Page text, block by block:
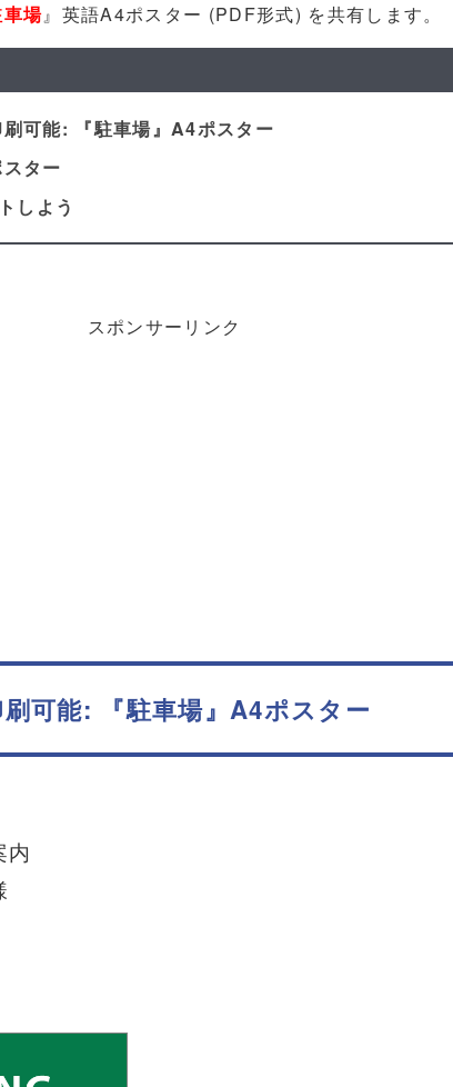
場』英語A4ポスター (PDF形式) を共有します。
可能: 『駐車場』A4ポスター
ター
しよう
スポンサーリンク
可能: 『駐車場』A4ポスター
内